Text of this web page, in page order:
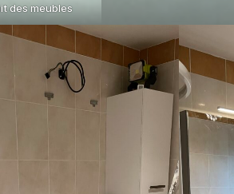
des meubles